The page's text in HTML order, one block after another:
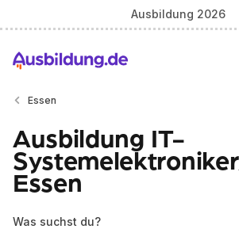
Ausbildung 2026
Essen
Ausbildung IT-
Essen
Was suchst du?